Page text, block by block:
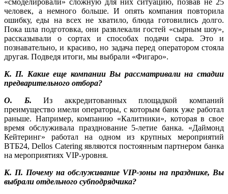
«смоделировали» сложную для них ситуацию, позвав не 25
человек, а немного больше. И опять компания повторила
ошибку, еды на всех не хватило, блюда готовились долго.
Пока шла подготовка, они развлекали гостей «сырным шоу»,
рассказывали о сортах и способах подачи сыра. Это и
познавательно, и красиво, но задача перед оператором стояла
другая. Подведя итоги, мы выбрали «Фигаро».
К. П. Какие еще компании Вы рассматривали на стадии
предварительного отбора?
О. Б.Из аккредитованных площадкой компаний
преимущество имели операторы, с которым банк уже работал
раньше. Например, компанию «Калитники», которая в свое
время обслуживала празднование 5-летие банка. «Даймонд
Кейтеринг» работал на одном из крупных мероприятий
ВТБ24, Dellos Catering являются постоянным партнером банка
на мероприятиях VIP-уровня.
К. П. Почему на обслуживание VIP-зоны на празднике, Вы
выбрали отдельного субподрядчика?